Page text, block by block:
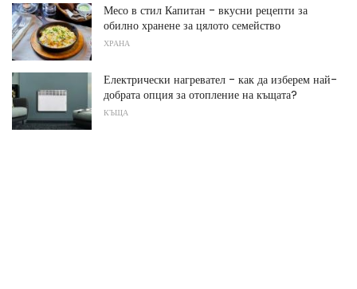
Месо в стил Капитан - вкусни рецепти за
обилно хранене за цялото семейство
ХРАНА
Електрически нагревател - как да изберем най-
добрата опция за отопление на къщата?
КЪЩА